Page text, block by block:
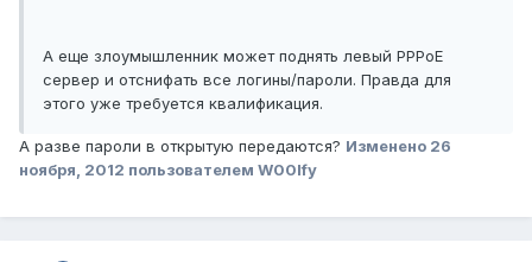
А еще злоумышленник может поднять левый PPPoE
сервер и отснифать все логины/пароли. Правда для
этого уже требуется квалификация.
А разве пароли в открытую передаются? Изменено 26
ноября, 2012 пользователем W00lfy